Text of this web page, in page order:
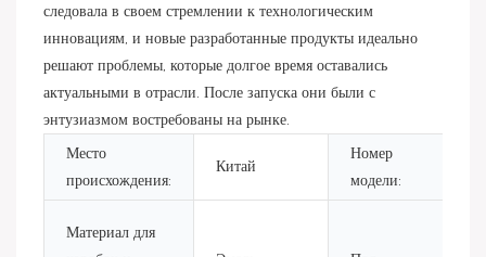
следовала в своем стремлении к технологическим
инновациям, и новые разработанные продукты идеально
решают проблемы, которые долгое время оставались
актуальными в отрасли. После запуска они были с
энтузиазмом востребованы на рынке.
Место
происхождения:
Китай
Номер
модели:
Материал для